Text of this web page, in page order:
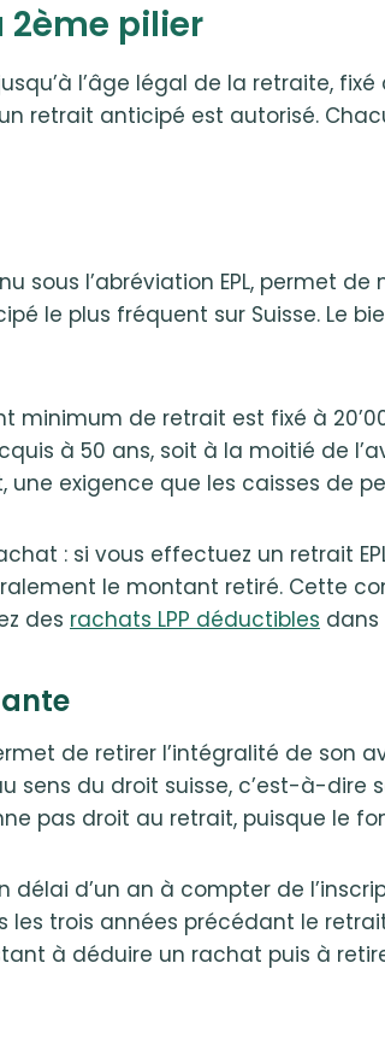
2ème pilier
l’âge légal de la retraite,
retrait anticipé est autorisé.
sous l’abréviation EPL, permet
le plus fréquent sur Suisse. Le
de retrait est fixé à
à 50 ans, soit à la moitié de
exigence que les caisses de
: si vous effectuez un retrait
le montant retiré. Cette
des rachats LPP déductibles dans
de retirer l’intégralité de son
du droit suisse, c’est-à-dire
pas droit au retrait, puisque
d’un an à compter de
trois années précédant le
à déduire un rachat puis à